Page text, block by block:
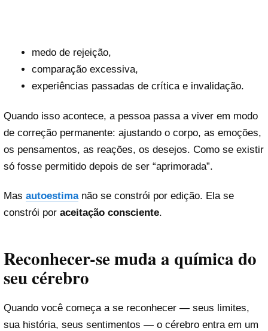
medo de rejeição,
comparação excessiva,
experiências passadas de crítica e invalidação.
Quando isso acontece, a pessoa passa a viver em modo
de correção permanente: ajustando o corpo, as emoções,
os pensamentos, as reações, os desejos. Como se existir
só fosse permitido depois de ser “aprimorada”.
Mas autoestimanão se constrói por edição. Ela se
constrói por aceitação consciente.
Reconhecer-se muda a química do
seu cérebro
Quando você começa a se reconhecer — seus limites,
sua história, seus sentimentos — o cérebro entra em um